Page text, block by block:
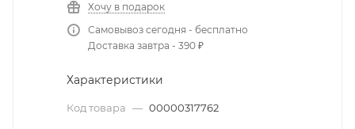
Хочу в подарок
Самовывоз сегодня - бесплатно
Доставка завтра - 390 ₽
Характеристики
Код товара — 00000317762